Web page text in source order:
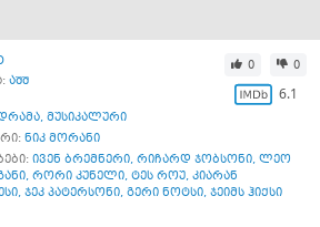
აშშ
0 0
6.1
, მუსიკალური
ნიკ მორანი
ივენ ბრემნერი, რიჩარდ ჯობსონი, ლეო
, რორი კუნელი, ტეს როუ, კიარან
, ჯეკ პატერსონი, გერი ნოტსი, ჯეიმს ჰიქსი